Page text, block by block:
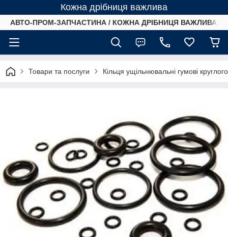
Кожна дрібниця важлива
АВТО-ПРОМ-ЗАПЧАСТИНА / КОЖНА ДРІБНИЦЯ ВАЖЛИВА /
Товари та послуги Кільця ущільнювальні гумові